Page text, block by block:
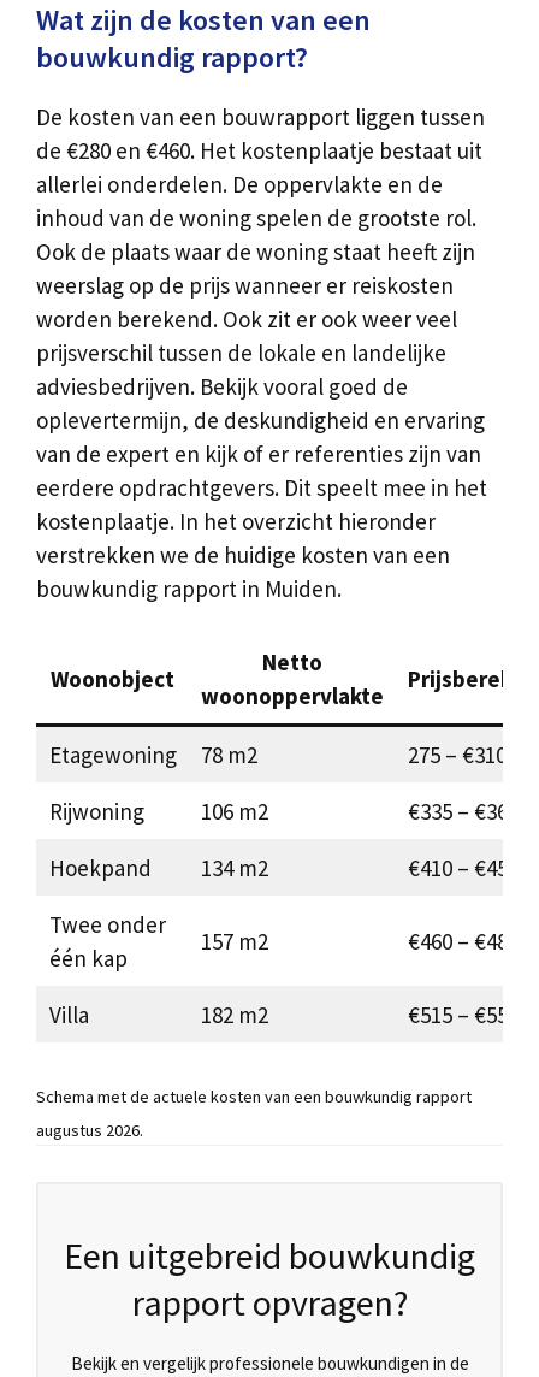
Wat zijn de kosten van een
bouwkundig rapport?
De kosten van een bouwrapport liggen tussen
de €280 en €460. Het kostenplaatje bestaat uit
allerlei onderdelen. De oppervlakte en de
inhoud van de woning spelen de grootste rol.
Ook de plaats waar de woning staat heeft zijn
weerslag op de prijs wanneer er reiskosten
worden berekend. Ook zit er ook weer veel
prijsverschil tussen de lokale en landelijke
adviesbedrijven. Bekijk vooral goed de
oplevertermijn, de deskundigheid en ervaring
van de expert en kijk of er referenties zijn van
eerdere opdrachtgevers. Dit speelt mee in het
kostenplaatje. In het overzicht hieronder
verstrekken we de huidige kosten van een
bouwkundig rapport in Muiden.
Woonobject
Netto
woonoppervlakte
Etagewoning 78 m2
275 – €310
Rijwoning
106 m2
€335 – €365
Hoekpand
134 m2
€410 – €450
Twee onder
één kap
157 m2 €460 – €480
Villa 182 m2 €515 – €550
Schema met de actuele kosten van een bouwkundig rapport
augustus 2026.
Een uitgebreid bouwkundig
rapport opvragen?
Bekijk en vergelijk professionele bouwkundigen in de